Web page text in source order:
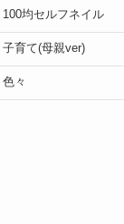
100均セルフネイル
子育て(母親ver)
色々